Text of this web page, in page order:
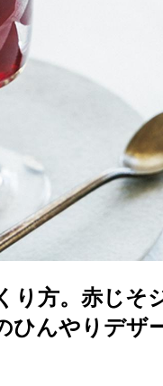
り方。赤じそ
ひんやりデザ